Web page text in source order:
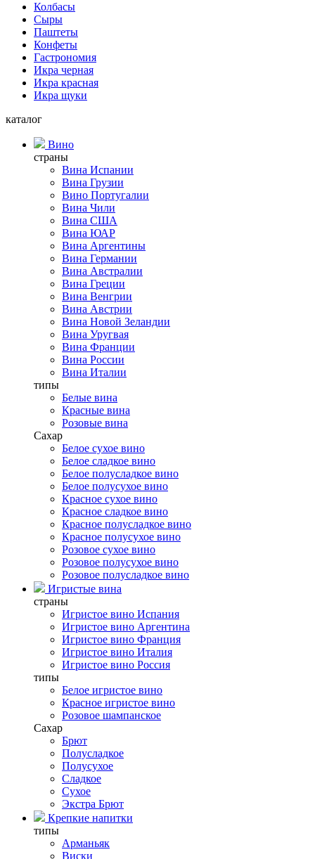
Колбасы
Сыры
Паштеты
Конфеты
Гастрономия
Икра черная
Икра красная
Икра щуки
каталог
Вино
страны
Вина Испании
Вина Грузии
Вино Португалии
Вина Чили
Вина США
Вина ЮАР
Вина Аргентины
Вина Германии
Вина Австралии
Вина Греции
Вина Венгрии
Вина Австрии
Вина Новой Зеландии
Вина Уругвая
Вина Франции
Вина России
Вина Италии
типы
Белые вина
Красные вина
Розовые вина
Сахар
Белое сухое вино
Белое сладкое вино
Белое полусладкое вино
Белое полусухое вино
Красное сухое вино
Красное сладкое вино
Красное полусладкое вино
Красное полусухое вино
Розовое сухое вино
Розовое полусухое вино
Розовое полусладкое вино
Игристые вина
страны
Игристое вино Испания
Игристое вино Аргентина
Игристое вино Франция
Игристое вино Италия
Игристое вино Россия
типы
Белое игристое вино
Красное игристое вино
Розовое шампанское
Сахар
Брют
Полусладкое
Полусухое
Сладкое
Сухое
Экстра Брют
Крепкие напитки
типы
Арманьяк
Виски